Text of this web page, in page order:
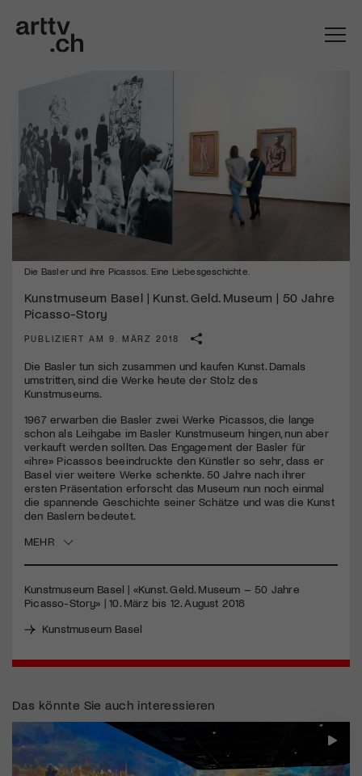
Die Basler und ihre Picassos. Eine Liebesgeschichte.
Kunstmuseum Basel | Kunst. Geld. Museum | 50 Jahre
Picasso-Story
PUBLIZIERT AM 9. MÄRZ 2018
Die Basler tun sich zusammen und kaufen Kunst. Damals
umstritten, sind die Werke heute der Stolz des
Kunstmuseums.
1967 erwarben die Basler zwei Werke Picassos, die lange
schon als Leihgabe im Basler Kunstmuseum hingen, nun aber
verkauft werden sollten. Das Engagement der Basler für
«ihre» Picassos beeindruckte den Künstler so sehr, dass er
Basel vier weitere Werke schenkte. 50 Jahre nach ihrer
ersten Präsentation erforscht das Museum nun noch einmal
die spannende Geschichte seiner Schätze und was die Kunst
den Baslern bedeutet.
MEHR
Kunstmuseum Basel | «Kunst. Geld. Museum – 50 Jahre
Picasso-Story» | 10. März bis 12. August 2018
Kunstmuseum Basel
Das könnte Sie auch interessieren
Mach mit: «Be Part of the Art»!
Engagiere dich als Kulturliebhaber:in, Kulturschaffende(r) oder
Kulturinstitution und unterstütze unsere Arbeit.
Mit deiner Mitgliedschaft erhältst du kostenlosen Zugang zu
Jetzt Mitglied werden